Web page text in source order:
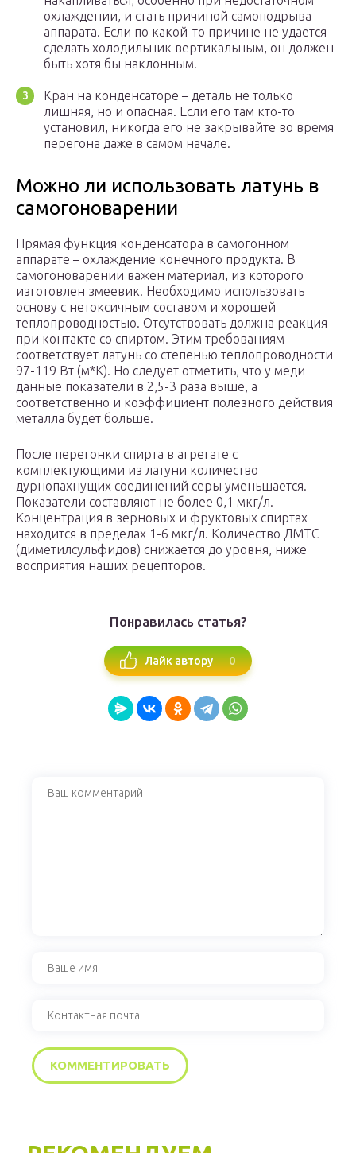
охлаждении, и стать причиной самоподрыва
аппарата. Если по какой-то причине не удается
сделать холодильник вертикальным, он должен
быть хотя бы наклонным.
Кран на конденсаторе – деталь не только
лишняя, но и опасная. Если его там кто-то
установил, никогда его не закрывайте во время
перегона даже в самом начале.
Можно ли использовать латунь в
самогоноварении
Прямая функция конденсатора в самогонном
аппарате – охлаждение конечного продукта. В
самогоноварении важен материал, из которого
изготовлен змеевик. Необходимо использовать
основу с нетоксичным составом и хорошей
теплопроводностью. Отсутствовать должна реакция
при контакте со спиртом. Этим требованиям
соответствует латунь со степенью теплопроводности
97-119 Вт (м*К). Но следует отметить, что у меди
данные показатели в 2,5-3 раза выше, а
соответственно и коэффициент полезного действия
металла будет больше.
После перегонки спирта в агрегате с
комплектующими из латуни количество
дурнопахнущих соединений серы уменьшается.
Показатели составляют не более 0,1 мкг/л.
Концентрация в зерновых и фруктовых спиртах
находится в пределах 1-6 мкг/л. Количество ДМТС
(диметилсульфидов) снижается до уровня, ниже
восприятия наших рецепторов.
Понравилась статья?
Лайк автору 0